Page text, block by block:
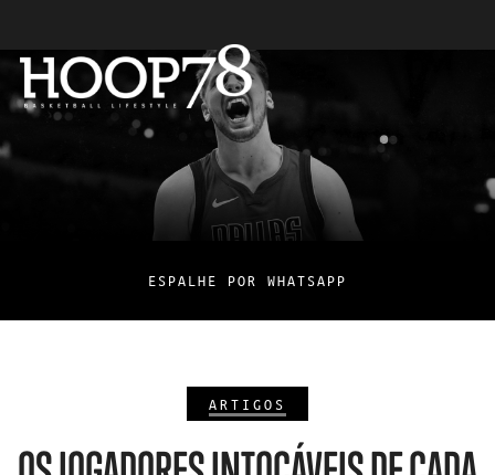
ESPALHE POR WHATSAPP
ARTIGOS